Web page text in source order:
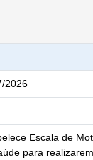
2026
Escala de
para